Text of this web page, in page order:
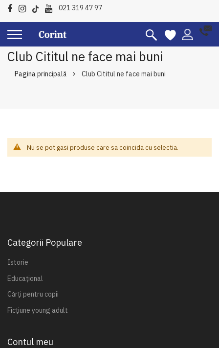
021 319 47 97
Club Cititul ne face mai buni
Pagina principală Club Cititul ne face mai buni
Nu se pot gasi produse care sa coincida cu selectia.
Categorii Populare
Istorie
Educațional
Cărți pentru copii
Ficțiune young adult
Contul meu